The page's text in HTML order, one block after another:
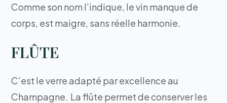
Comme son nom l’indique, le vin manque de
corps, est maigre, sans réelle harmonie.
FLÛTE
C’est le verre adapté par excellence au
Champagne. La flûte permet de conserver les